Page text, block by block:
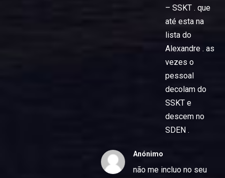
– SSKT . que
até esta na
lista do
Alexandre . as
vezes o
pessoal
decolam do
SSKT e
descem no
SDEN .
Anónimo
não me incluo no seu